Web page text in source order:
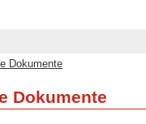
Dokumente
Dokumente